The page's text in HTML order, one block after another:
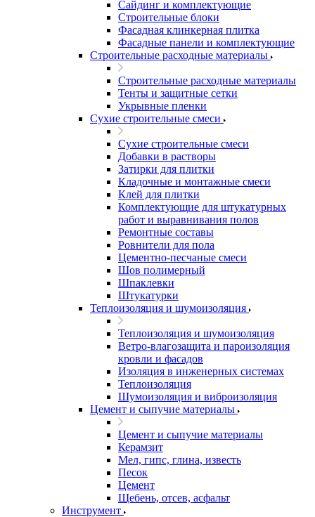
Сайдинг и комплектующие
Строительные блоки
Фасадная клинкерная плитка
Фасадные панели и комплектующие
Строительные расходные материалы
Строительные расходные материалы
Тенты и защитные сетки
Укрывные пленки
Сухие строительные смеси
Сухие строительные смеси
Добавки в растворы
Затирки для плитки
Кладочные и монтажные смеси
Клей для плитки
Комплектующие для штукатурных
работ и выравнивания полов
Ремонтные составы
Ровнители для пола
Цементно-песчаные смеси
Шов полимерный
Шпаклевки
Штукатурки
Теплоизоляция и шумоизоляция
Теплоизоляция и шумоизоляция
Ветро-влагозащита и пароизоляция
кровли и фасадов
Изоляция в инженерных системах
Теплоизоляция
Шумоизоляция и виброизоляция
Цемент и сыпучие материалы
Цемент и сыпучие материалы
Керамзит
Мел, гипс, глина, известь
Песок
Цемент
Щебень, отсев, асфальт
Инструмент